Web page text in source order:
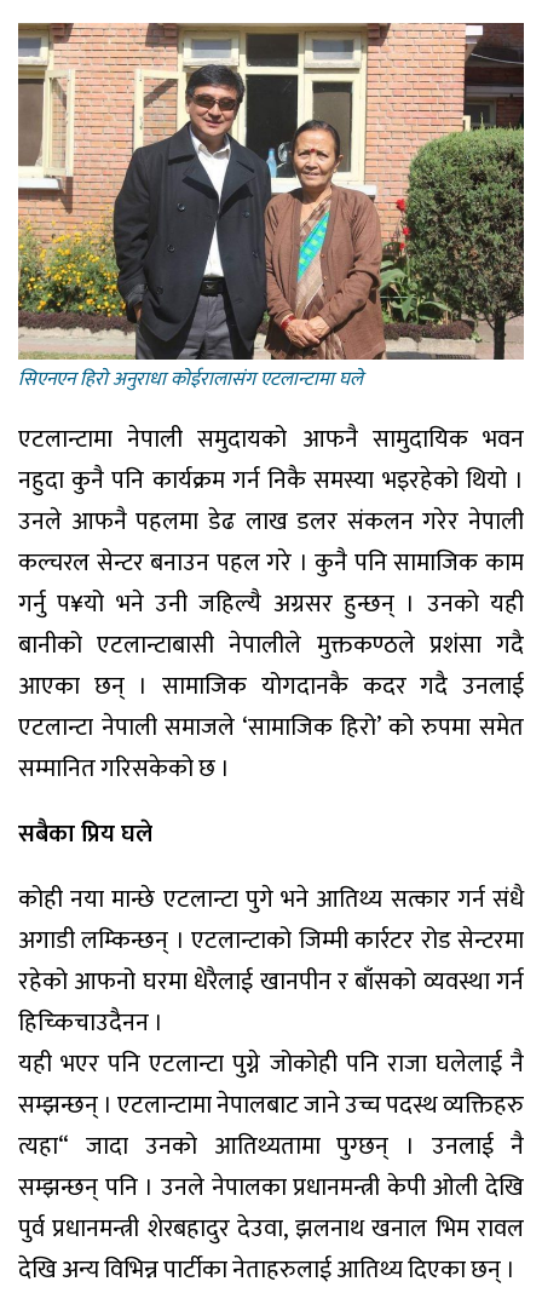
सिएनएन हिराे अनुराधा काेईरालासंग एटलान्टामा घले
एटलान्टामा नेपाली समुदायको आफनै सामुदायिक भवन
नहुदा कुनै पनि कार्यक्रम गर्न निकै समस्या भइरहेको थियो ।
उनले आफनै पहलमा डेढ लाख डलर संकलन गरेर नेपाली
कल्चरल सेन्टर बनाउन पहल गरे । कुनै पनि सामाजिक काम
गर्नु प¥यो भने उनी जहिल्यै अग्रसर हुन्छन् । उनको यही
बानीको एटलान्टाबासी नेपालीले मुक्तकण्ठले प्रशंसा गदै
आएका छन् । सामाजिक योगदानकै कदर गदै उनलाई
एटलान्टा नेपाली समाजले ‘सामाजिक हिरो’ को रुपमा समेत
सम्मानित गरिसकेको छ ।
सबैका प्रिय घले
कोही नया मान्छे एटलान्टा पुगे भने आतिथ्य सत्कार गर्न संधै
अगाडी लम्किन्छन् । एटलान्टाको जिम्मी कार्रटर रोड सेन्टरमा
रहेको आफनो घरमा धेरैलाई खानपीन र बाँसको व्यवस्था गर्न
हिच्किचाउदैनन ।
यही भएर पनि एटलान्टा पुग्ने जोकोही पनि राजा घलेलाई नै
सम्झन्छन् । एटलान्टामा नेपालबाट जाने उच्च पदस्थ व्यक्तिहरु
त्यहा“ जादा उनको आतिथ्यतामा पुग्छन् । उनलाई नै
सम्झन्छन् पनि । उनले नेपालका प्रधानमन्त्री केपी ओली देखि
पुर्व प्रधानमन्त्री शेरबहादुर देउवा, झलनाथ खनाल भिम रावल
देखि अन्य विभिन्न पार्टीका नेताहरुलाई आतिथ्य दिएका छन् ।